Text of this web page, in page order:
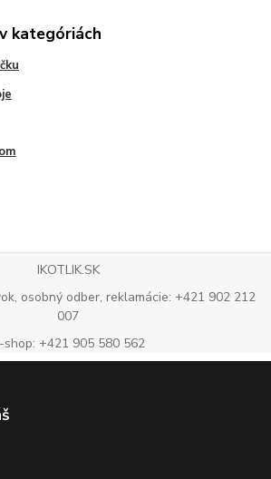
kategóriách
IKOTLIK.SK
osobný odber, reklamácie: +421 902 212
007
shop: +421 905 580 562